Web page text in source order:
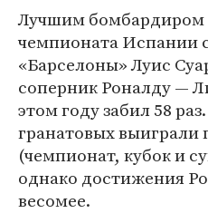
Лучшим
чемпионата Испании
«Барселоны» Луис
соперник Роналду —
этом году забил 58
гранатовых выиграли
(чемпионат, кубок и
однако достижения
весомее.